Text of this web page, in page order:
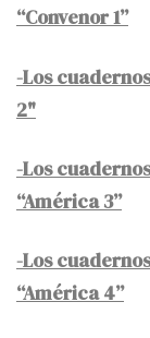
“Convenor 1”
-Los
2"
-Los
“América 3”
-Los
“América 4”